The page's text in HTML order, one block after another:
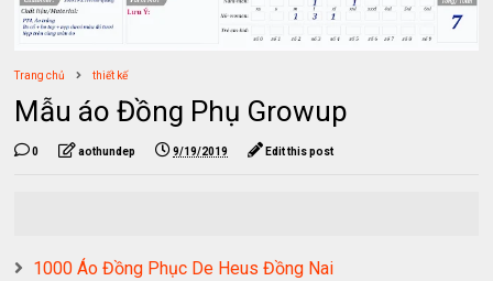
Trang chủ thiết kế
Mẫu áo Đồng Phụ Growup
0 aothundep 9/19/2019 Edit this post
1000 Áo Đồng Phục De Heus Đồng Nai